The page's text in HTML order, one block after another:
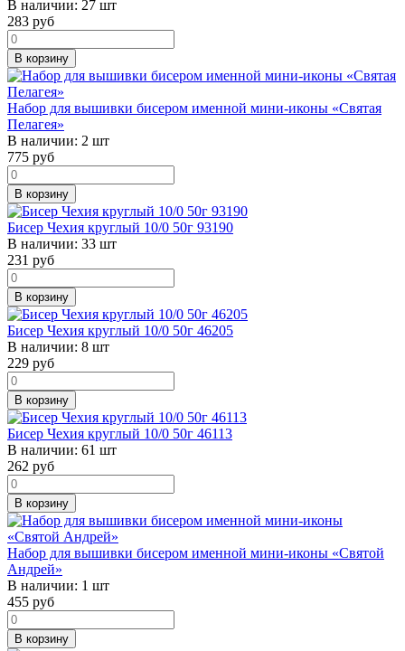
В наличии: 27 шт
283 руб
В корзину
Набор для вышивки бисером именной мини-иконы «Святая
Пелагея»
В наличии: 2 шт
775 руб
В корзину
Бисер Чехия круглый 10/0 50г 93190
В наличии: 33 шт
231 руб
В корзину
Бисер Чехия круглый 10/0 50г 46205
В наличии: 8 шт
229 руб
В корзину
Бисер Чехия круглый 10/0 50г 46113
В наличии: 61 шт
262 руб
В корзину
Набор для вышивки бисером именной мини-иконы «Святой
Андрей»
В наличии: 1 шт
455 руб
В корзину